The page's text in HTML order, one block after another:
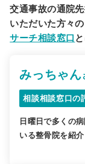
交通事故の通院
いただいた方々
サーチ相談窓口
みっちゃん
相談相談窓口の
日曜日で多くの
いる整骨院を紹